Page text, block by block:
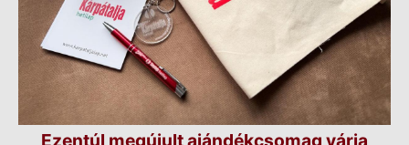
Ezentúl megújult ajándékcsomag várja